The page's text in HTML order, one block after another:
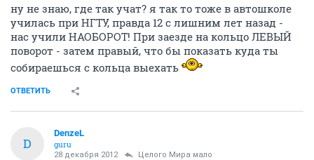
ну не знаю, где так учат? я так то тоже в автошколе
училась при НГТУ, правда 12 с лишним лет назад -
нас учили НАОБОРОТ! При заезде на кольцо ЛЕВЫЙ
поворот - затем правый, что бы показать куда ты
собираешься с кольца выехать
ОТВЕТИТЬ
D
DenzeL
guru
28 декабря 2012 Целого Мира мало